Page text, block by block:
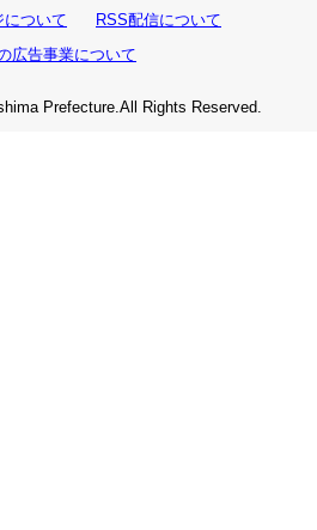
について
RSS配信について
広告事業について
Prefecture.All Rights Reserved.